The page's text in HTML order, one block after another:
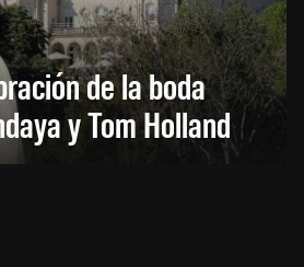
de la boda
y Tom Holland